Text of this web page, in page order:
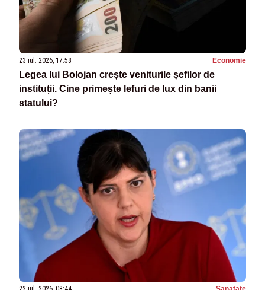
23 iul. 2026, 17:58 Economie
Legea lui Bolojan crește veniturile șefilor de
instituții. Cine primește lefuri de lux din banii
statului?